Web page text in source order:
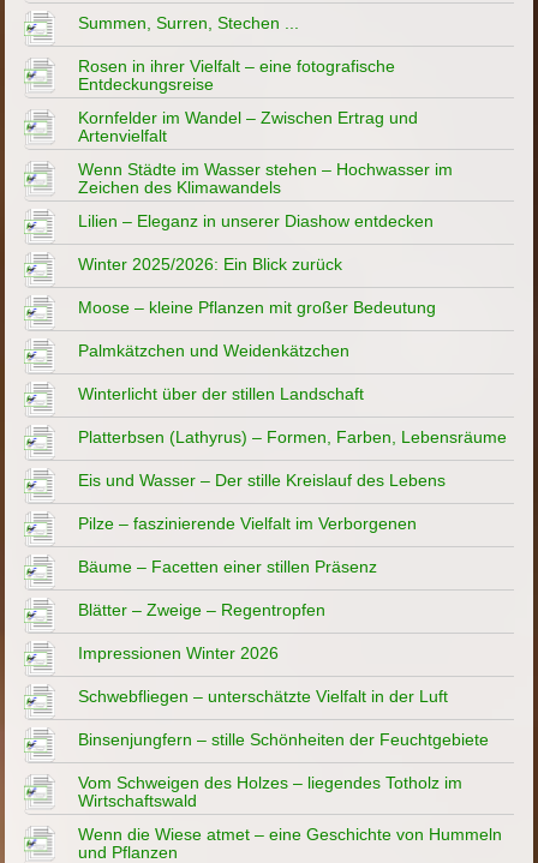
Summen, Surren, Stechen ...
Rosen in ihrer Vielfalt – eine fotografische
Entdeckungsreise
Kornfelder im Wandel – Zwischen Ertrag und
Artenvielfalt
Wenn Städte im Wasser stehen – Hochwasser im
Zeichen des Klimawandels
Lilien – Eleganz in unserer Diashow entdecken
Winter 2025/2026: Ein Blick zurück
Moose – kleine Pflanzen mit großer Bedeutung
Palmkätzchen und Weidenkätzchen
Winterlicht über der stillen Landschaft
Platterbsen (Lathyrus) – Formen, Farben, Lebensräume
Eis und Wasser – Der stille Kreislauf des Lebens
Pilze – faszinierende Vielfalt im Verborgenen
Bäume – Facetten einer stillen Präsenz
Blätter – Zweige – Regentropfen
Impressionen Winter 2026
Schwebfliegen – unterschätzte Vielfalt in der Luft
Binsenjungfern – stille Schönheiten der Feuchtgebiete
Vom Schweigen des Holzes – liegendes Totholz im
Wirtschaftswald
Wenn die Wiese atmet – eine Geschichte von Hummeln
und Pflanzen